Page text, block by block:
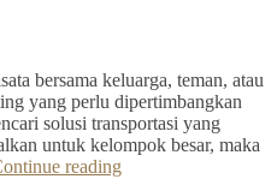
bersama keluarga, teman, atau
yang perlu dipertimbangkan
solusi transportasi yang
untuk kelompok besar, maka
reading